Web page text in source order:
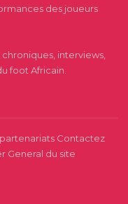
des joueurs
interviews,
foot Africain.
Contactez
General du site